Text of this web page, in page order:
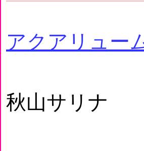
アクアリュー
秋山サリナ